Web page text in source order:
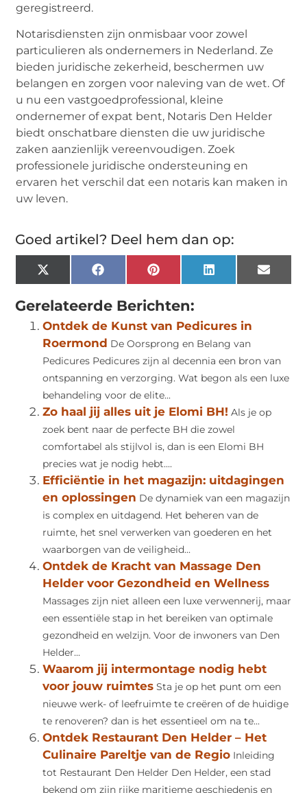
geregistreerd.
Notarisdiensten zijn onmisbaar voor zowel
particulieren als ondernemers in Nederland. Ze
bieden juridische zekerheid, beschermen uw
belangen en zorgen voor naleving van de wet. Of
u nu een vastgoedprofessional, kleine
ondernemer of expat bent, Notaris Den Helder
biedt onschatbare diensten die uw juridische
zaken aanzienlijk vereenvoudigen. Zoek
professionele juridische ondersteuning en
ervaren het verschil dat een notaris kan maken in
uw leven.
Goed artikel? Deel hem dan op:
X
(Twitter)
FacebookPinterestLinkedInEmail
Gerelateerde Berichten:
Ontdek de Kunst van Pedicures in
Roermond De Oorsprong en Belang van
Pedicures Pedicures zijn al decennia een bron van
ontspanning en verzorging. Wat begon als een luxe
behandeling voor de elite...
Zo haal jij alles uit je Elomi BH! Als je op
zoek bent naar de perfecte BH die zowel
comfortabel als stijlvol is, dan is een Elomi BH
precies wat je nodig hebt....
Efficiëntie in het magazijn: uitdagingen
en oplossingen De dynamiek van een magazijn
is complex en uitdagend. Het beheren van de
ruimte, het snel verwerken van goederen en het
waarborgen van de veiligheid...
Ontdek de Kracht van Massage Den
Helder voor Gezondheid en Wellness
Massages zijn niet alleen een luxe verwennerij, maar
een essentiële stap in het bereiken van optimale
gezondheid en welzijn. Voor de inwoners van Den
Helder...
Waarom jij intermontage nodig hebt
voor jouw ruimtes Sta je op het punt om een
nieuwe werk- of leefruimte te creëren of de huidige
te renoveren? dan is het essentieel om na te...
Ontdek Restaurant Den Helder – Het
Culinaire Pareltje van de Regio Inleiding
tot Restaurant Den Helder Den Helder, een stad
bekend om zijn rijke maritieme geschiedenis en